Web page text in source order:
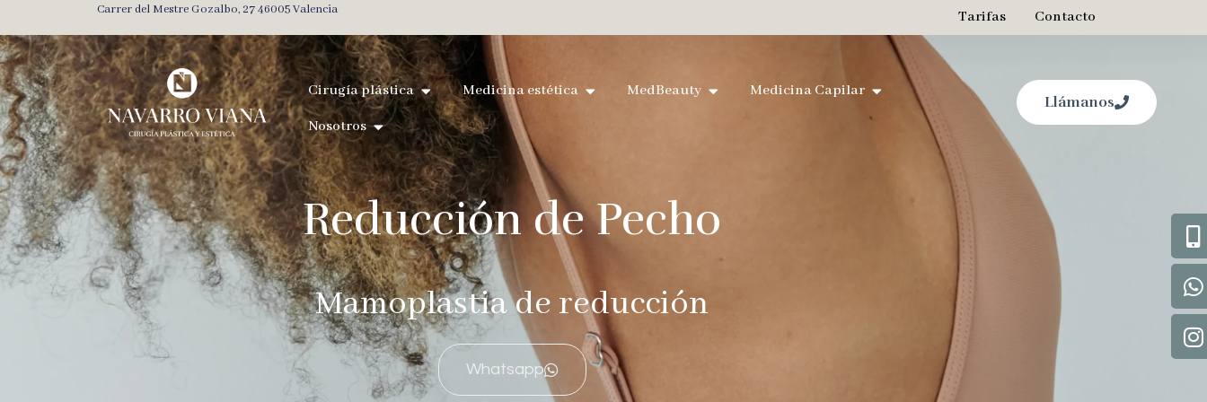
Carrer del Mestre Gozalbo, 27 46005 Valencia Tarifas Contacto
Cirugía plástica Medicina estética MedBeauty
Medicina Capilar
Nosotros
Llámanos
Reducción de Pecho
Mamoplastia de reducción
Whatsapp